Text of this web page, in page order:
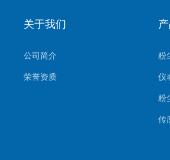
关于我们
公司简介
荣誉资质
粉
仪
粉
传